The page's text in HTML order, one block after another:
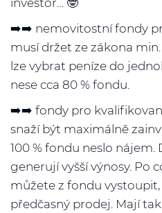
investor… 🤓
➡️➡️ nemovitostní fondy
musí držet ze zákona
lze vybrat peníze do
nese cca 80 % fondu.
➡️➡️ fondy pro
snaží být maximálně
100 % fondu neslo
generují vyšší výnosy. Po
můžete z fondu
předčasný prodej. Mají